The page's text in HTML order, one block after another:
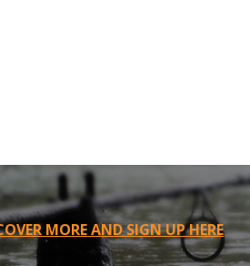
MORE AND SIGN UP HERE